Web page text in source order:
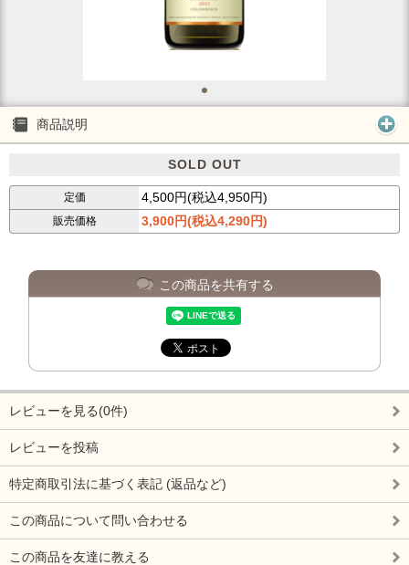
商品説明
SOLD OUT
定価 4,500円(税込4,950円)
販売価格 3,900円(税込4,290円)
この商品を共有する
レビューを見る(0件)
レビューを投稿
特定商取引法に基づく表記 (返品など)
この商品について問い合わせる
この商品を友達に教える